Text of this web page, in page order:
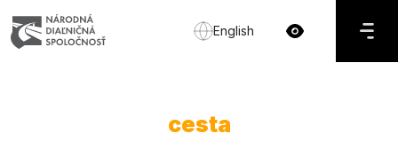
English
cesta